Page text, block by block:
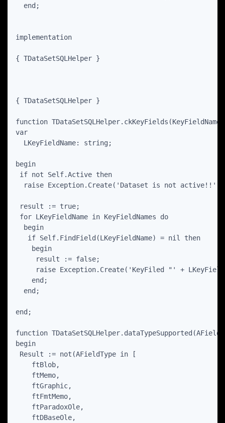
  end;
implementation
{ TDataSetSQLHelper }
{ TDataSetSQLHelper }
function
var
  LKeyFieldName: string;
begin
if not Self.Active then
  raise Exception.Create('Dataset is not active!!');
result := true;
for LKeyFieldName in KeyFieldNames do
  begin
   if Self.FindField(LKeyFieldName) = nil then
    begin
     result := false;
raise Exception.Create('KeyFiled "' +
    end;
  end;
end;
function
begin
Result := not(AFieldType in [
    ftBlob,
    ftMemo,
    ftGraphic,
    ftFmtMemo,
    ftParadoxOle,
    ftDBaseOle,